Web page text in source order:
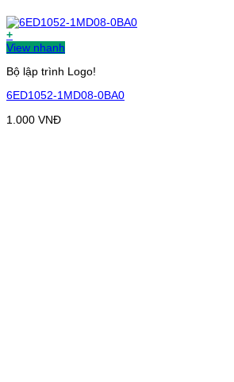
+
View nhanh
Bộ lập trình Logo!
6ED1052-1MD08-0BA0
1.000 VNĐ